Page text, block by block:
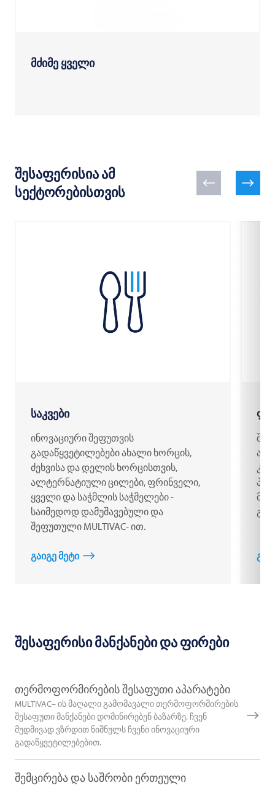
მძიმე ყველი
შესაფერისია ამ
სექტორებისთვის
საკვები
ინოვაციური შეფუთვის
გადაწყვეტილებები ახალი ხორცის,
ძეხვისა და დელის ხორცისთვის,
ალტერნატიული ცილები, ფრინველი,
ყველი და საჭმლის საჭმელები -
საიმედოდ დამუშავებული და
შეფუთული MULTIVAC- ით.
გაიგე მეტი
შესაფერისი მანქანები და ფირები
თერმოფორმირების შესაფუთი აპარატები
MULTIVAC– ის მაღალი გამომავალი თერმოფორმირების
შესაფუთი მანქანები დომინირებენ ბაზარზე. ჩვენ
მუდმივად ვზრდით ნიშნულს ჩვენი ინოვაციური
გადაწყვეტილებებით.
შემცირება და საშრობი ერთეული